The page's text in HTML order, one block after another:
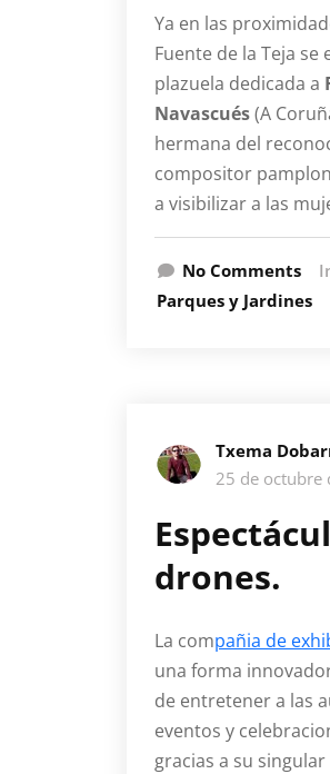
Ya en las
Fuente de la Teja se
plazuela dedicada a
Navascués(A
hermana del
compositor
a visibilizar a las
No Comments
Parques y Jardines
Txema
25 de octubre
drones.
La compañia de
una forma
de entretener a las
eventos y
gracias a su